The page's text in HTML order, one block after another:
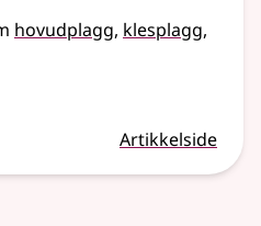
hovudplagg klesplagg
Artikkelside